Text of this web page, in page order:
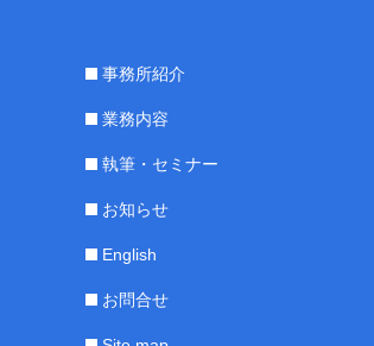
事務所紹介
業務内容
執筆・セミナー
お知らせ
English
お問合せ